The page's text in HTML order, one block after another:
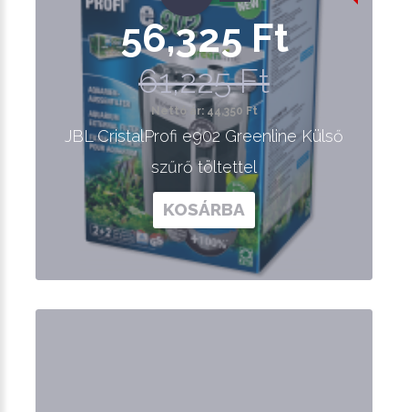
56,325 Ft
61,225 Ft
Nettó ár: 44,350 Ft
JBL CristalProfi e902 Greenline Külső
szűrő töltettel
KOSÁRBA